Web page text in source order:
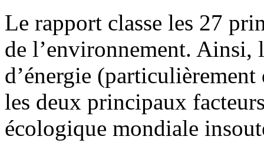
Le rapport classe les 27
de l’environnement. Ainsi,
d’énergie
les deux principaux
écologique mondiale